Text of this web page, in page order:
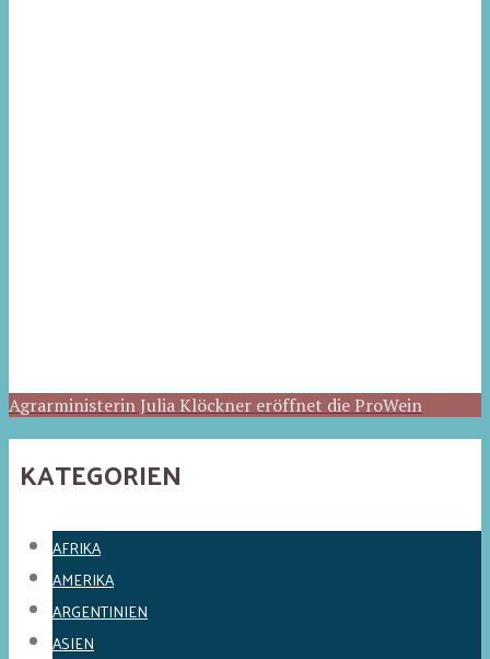
Agrarministerin Julia Klöckner eröffnet die ProWein
KATEGORIEN
AFRIKA
AMERIKA
ARGENTINIEN
ASIEN